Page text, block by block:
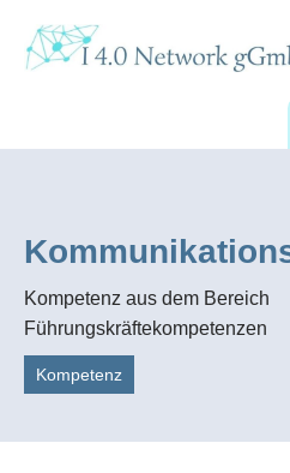
Kompetenz aus dem Bereich
Führungskräftekompetenzen
Kompetenz